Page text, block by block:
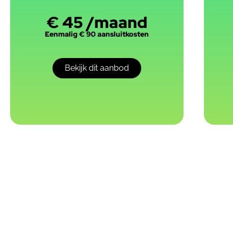
€ 45 /maand
Eenmalig € 90 aansluitkosten
Bekijk dit aanbod